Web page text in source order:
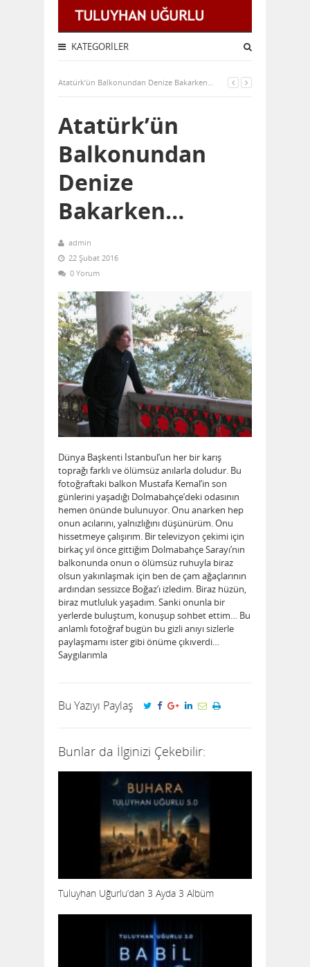
KATEGORILER
Atatürk’ün Balkonundan Denize Bakarken…
Atatürk’ün
Balkonundan
Denize
Bakarken…
admin
22 Şubat 2016
0 Yorum
Dünya Başkenti İstanbul’un her bir karış
toprağı farklı ve ölümsüz anılarla doludur. Bu
fotoğraftaki balkon Mustafa Kemal’in son
günlerini yaşadığı Dolmabahçe’deki odasının
hemen önünde bulunuyor. Onu anarken hep
onun acılarını, yalnızlığını düşünürüm. Onu
hissetmeye çalışırım. Bir televizyon çekimi için
birkaç yıl önce gittiğim Dolmabahçe Sarayı’nın
balkonunda onun o ölümsüz ruhuyla biraz
olsun yakınlaşmak için ben de çam ağaçlarının
ardından sessizce Boğaz’ı izledim. Biraz hüzün,
biraz mutluluk yaşadım. Sanki onunla bir
yerlerde buluştum, konuşup sohbet ettim… Bu
anlamlı fotoğraf bugün bu gizli anıyı sizlerle
paylaşmamı ister gibi önüme çıkıverdi…
Saygılarımla
Bu Yazıyı Paylaş
Bunlar da İlginizi Çekebilir:
Tuluyhan Uğurlu’dan 3 Ayda 3 Albüm